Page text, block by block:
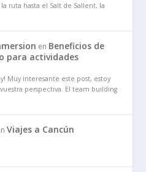
ruta hasta el Salt de Sallent, la
en Beneficios de
para actividades
Muy interesante este post, estoy
perspectiva. El team building
Viajes a Cancún